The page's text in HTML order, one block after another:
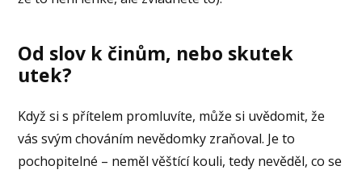
Od slov k činům, nebo skutek
utek?
Když si s přítelem promluvíte, může si uvědomit, že
vás svým chováním nevědomky zraňoval. Je to
pochopitelné – neměl věštící kouli, tedy nevěděl, co se